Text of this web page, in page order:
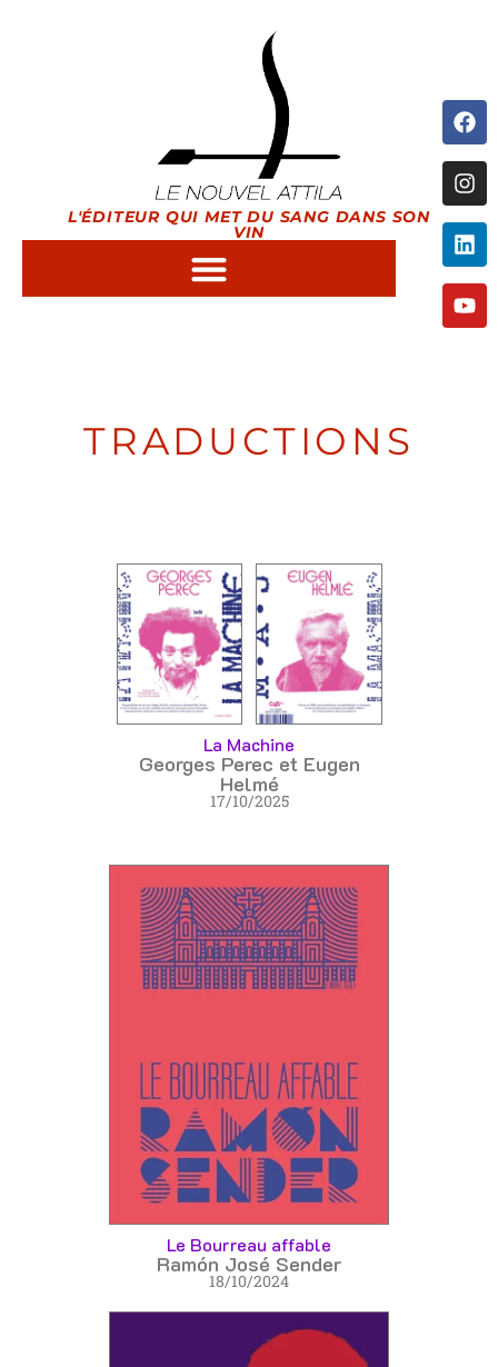
L'ÉDITEUR QUI MET DU SANG DANS SON
VIN
TRADUCTIONS
La Machine
Georges Perec et Eugen
Helmé
17/10/2025
Le Bourreau affable
Ramón José Sender
18/10/2024